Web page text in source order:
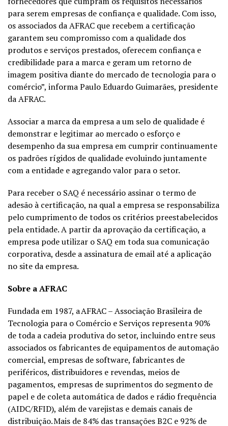
para serem empresas de confiança e qualidade. Com isso,
os associados da AFRAC que recebem a certificação
garantem seu compromisso com a qualidade dos
produtos e serviços prestados, oferecem confiança e
credibilidade para a marca e geram um retorno de
imagem positiva diante do mercado de tecnologia para o
comércio”, informaPaulo Eduardo Guimarães, presidente
da AFRAC.
Associar a marca da empresa a um selo de qualidade é
demonstrar elegitimar ao mercado o esforço e
desempenho da sua empresa em cumprir continuamente
os padrões rígidos de qualidade evoluindo juntamente
com a entidade e agregando valor para o setor.
Para receber o SAQ é necessário assinar o termo de
adesão à certificação, na qual a empresa se responsabiliza
pelo cumprimento detodos os critérios preestabelecidos
pela entidade. A partir da aprovação da certificação, a
empresa pode utilizar o SAQ em toda sua comunicação
corporativa, desde a assinatura de email até a aplicação
no site da empresa.
Sobre a AFRAC
Fundada em 1987, a AFRAC –Associação Brasileira de
Tecnologia para o Comércio e Serviços representa 90%
de toda a cadeia produtiva do setor, incluindo entre seus
associados os fabricantes de equipamentos de automação
comercial, empresas de software, fabricantes de
periféricos, distribuidores e revendas, meios de
pagamentos, empresas de suprimentos do segmento de
papel e de coleta automática de dados e rádio frequência
(AIDC/RFID), além de varejistas e demais canais de
distribuição. Mais de 84% das transações B2C e 92% de